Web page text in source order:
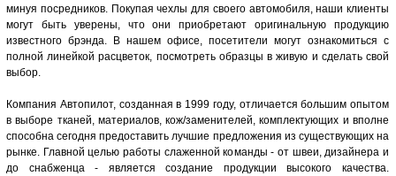
минуя посредников. Покупая чехлы для своего автомобиля, наши клиенты
могут быть уверены, что они приобретают оригинальную продукцию
известного брэнда. В нашем офисе, посетители могут ознакомиться с
полной линейкой расцветок, посмотреть образцы в живую и сделать свой
выбор.
Компания Автопилот, созданная в 1999 году, отличается большим опытом
в выборе тканей, материалов, кож/заменителей, комплектующих и вполне
способна сегодня предоставить лучшие предложения из существующих на
рынке. Главной целью работы слаженной команды - от швеи, дизайнера и
до снабженца - является создание продукции высокого качества.